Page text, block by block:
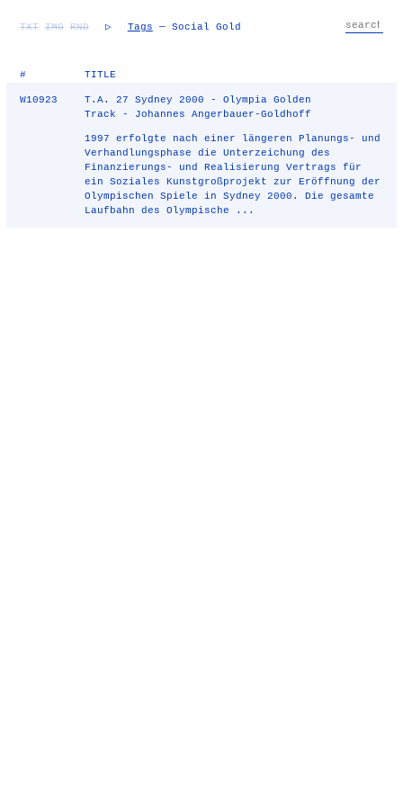
TXT IMG RND ▷ Tags — Social Gold
# TITLE
W10923
T.A. 27 Sydney 2000 - Olympia Golden
Track - Johannes Angerbauer-Goldhoff
1997 erfolgte nach einer längeren Planungs- und
Verhandlungsphase die Unterzeichung des
Finanzierungs- und Realisierung Vertrags für
ein Soziales Kunstgroßprojekt zur Eröffnung der
Olympischen Spiele in Sydney 2000. Die gesamte
Laufbahn des Olympische ...